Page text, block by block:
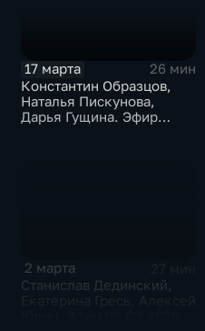
17 марта
26 мин
Константин Образцов,
Наталья Пискунова,
Дарья Гущина. Эфир
2 марта
Станислав Дединский,